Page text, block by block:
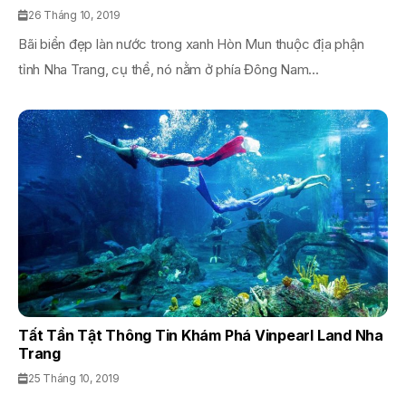
26 Tháng 10, 2019
Bãi biển đẹp làn nước trong xanh Hòn Mun thuộc địa phận
tỉnh Nha Trang, cụ thể, nó nằm ở phía Đông Nam...
Tất Tần Tật Thông Tin Khám Phá Vinpearl Land Nha
Trang
25 Tháng 10, 2019